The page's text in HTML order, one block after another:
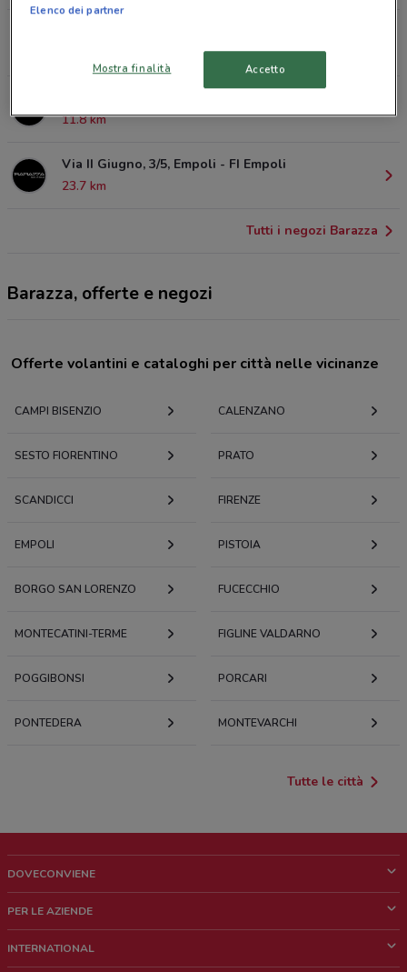
11.8 km
Via II Giugno, 3/5, Empoli - FI Empoli
23.7 km
Tutti i negozi Barazza
Barazza, offerte e negozi
Offerte volantini e cataloghi per città nelle vicinanze
CAMPI BISENZIO CALENZANO
SESTO FIORENTINO PRATO
SCANDICCI FIRENZE
EMPOLI PISTOIA
BORGO SAN LORENZO FUCECCHIO
MONTECATINI-TERME FIGLINE VALDARNO
POGGIBONSI PORCARI
PONTEDERA MONTEVARCHI
Tutte le città
DOVECONVIENE
Chi siamo
PER LE AZIENDE
INTERNATIONAL
Elenco dei partner
Mostra finalità Accetto